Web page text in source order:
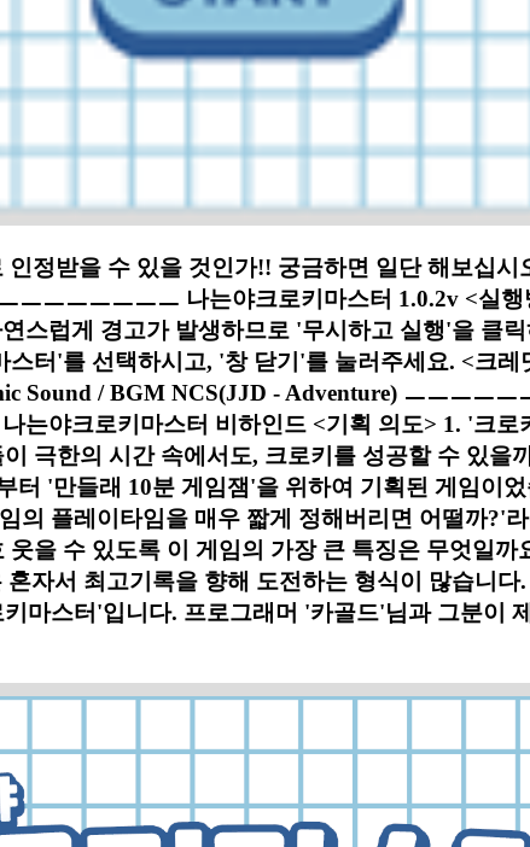
정받을 수 있을 것인가!! 궁금하면 일단 해보십
ㅡㅡㅡㅡㅡㅡ 나는야크로키마스터 1.0.2v <실
스럽게 경고가 발생하므로 '무시하고 실행'을 클
터'를 선택하시고, '창 닫기'를 눌러주세요. <크
Sound / BGM NCS(JJD - Adventure) ㅡㅡㅡㅡ
는야크로키마스터 비하인드 <기획 의도> 1. '크
극한의 시간 속에서도, 크로키를 성공할 수 있을
'만들래 10분 게임잼'을 위하여 기획된 게임이
의 플레이타임을 매우 짧게 정해버리면 어떨까?'
을 수 있도록 이 게임의 가장 큰 특징은 무엇일
자서 최고기록을 향해 도전하는 형식이 많습니
마스터'입니다. 프로그래머 '카골드'님과 그분이